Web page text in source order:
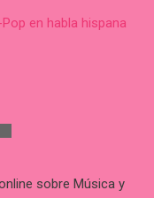
en habla hispana
sobre Música y